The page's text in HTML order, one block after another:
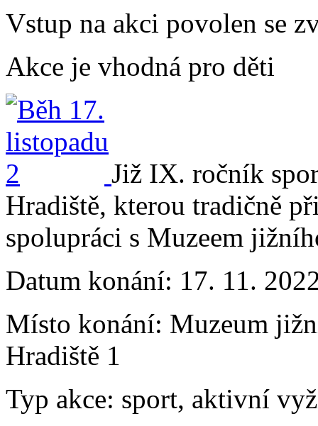
Vstup na akci povolen se
Akce je vhodná pro děti
Již IX. ročník
Hradiště, kterou tradičně
spolupráci s Muzeem
Datum konání: 17. 11.
Místo konání: Muzeum
Hradiště 1
Typ akce: sport, aktivní